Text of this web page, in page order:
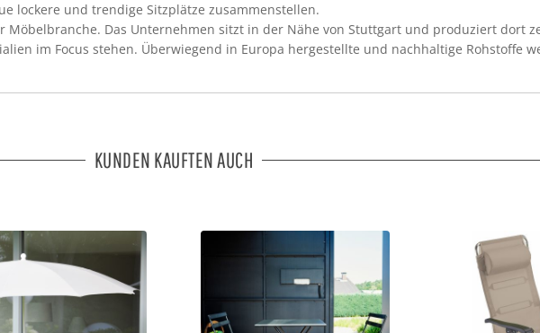
lockere und trendige Sitzplätze zusammenstellen.
Möbelbranche. Das Unternehmen sitzt in der Nähe von Stuttgart und produziert dort
im Focus stehen. Überwiegend in Europa hergestellte und nachhaltige Rohstoffe
KUNDEN KAUFTEN AUCH